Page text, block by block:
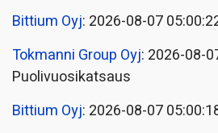
Bittium Oyj: 2026-08-07
Tokmanni Group Oyj: 2026-08-
Puolivuosikatsaus
Bittium Oyj: 2026-08-07